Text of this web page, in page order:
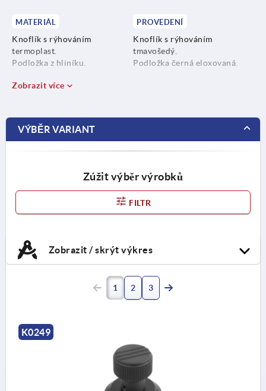
MATERIÁL
Knoflík s rýhováním
termoplast.
Podložka z hliníku.
PROVEDENÍ
Knoflík s rýhováním
tmavošedý.
Podložka černá eloxovaná.
Zobrazit více
VÝBĚR VARIANT
Zúžit výběr výrobků
FILTR
Zobrazit / skrýt výkres
1 2 3
K0249